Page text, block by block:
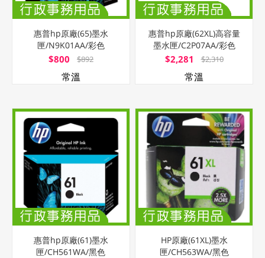
惠普hp原廠(65)墨水
匣/N9K01AA/彩色
$800 $892
常溫
惠普hp原廠(62XL)高容量
墨水匣/C2P07AA/彩色
$2,281 $2,310
常溫
惠普hp原廠(61)墨水
匣/CH561WA/黑色
HP原廠(61XL)墨水
匣/CH563WA/黑色